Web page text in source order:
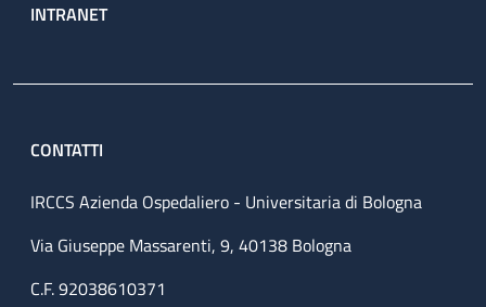
INTRANET
CONTATTI
IRCCS Azienda Ospedaliero - Universitaria di Bologna
Via Giuseppe Massarenti, 9, 40138 Bologna
C.F. 92038610371